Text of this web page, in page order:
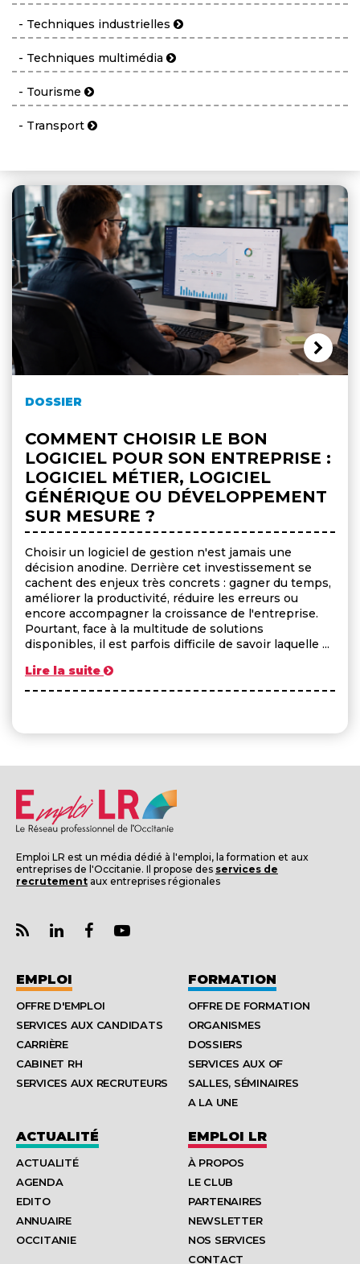
- Techniques industrielles
- Techniques multimédia
- Tourisme
- Transport
DOSSIER
COMMENT CHOISIR LE BON
LOGICIEL POUR SON ENTREPRISE :
LOGICIEL MÉTIER, LOGICIEL
GÉNÉRIQUE OU DÉVELOPPEMENT
SUR MESURE ?
Choisir un logiciel de gestion n'est jamais une
décision anodine. Derrière cet investissement se
cachent des enjeux très concrets : gagner du temps,
améliorer la productivité, réduire les erreurs ou
encore accompagner la croissance de l'entreprise.
Pourtant, face à la multitude de solutions
disponibles, il est parfois difficile de savoir laquelle ...
Lire la suite
Emploi LR est un média dédié à l'emploi, la formation et aux
entreprises de l'Occitanie. Il propose des services de
recrutement aux entreprises régionales
EMPLOI
OFFRE D'EMPLOI
SERVICES AUX CANDIDATS
CARRIÈRE
CABINET RH
SERVICES AUX RECRUTEURS
FORMATION
OFFRE DE FORMATION
ORGANISMES
DOSSIERS
SERVICES AUX OF
SALLES, SÉMINAIRES
A LA UNE
ACTUALITÉ
ACTUALITÉ
AGENDA
EDITO
ANNUAIRE
OCCITANIE
EMPLOI LR
À PROPOS
LE CLUB
PARTENAIRES
NEWSLETTER
NOS SERVICES
CONTACT